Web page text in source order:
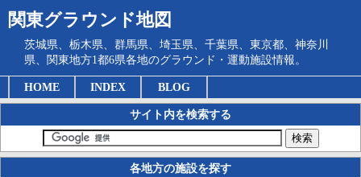
関東グラウンド地図
茨城県、栃木県、群馬県、埼玉県、千葉県、東京都、神奈川
県、関東地方1都6県各地のグラウンド・運動施設情報。
HOME INDEX BLOG
サイト内を検索する
各地方の施設を探す